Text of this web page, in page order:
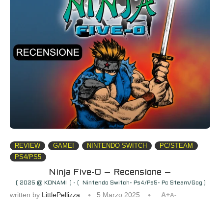
REVIEW GAME! NINTENDO SWITCH
PC/STEAM
PS4/PS5
Ninja Five-O – Recensione –
( 2025 @ KONAMI ) - ( Nintendo Switch- Ps4/Ps5- Pc Steam/Gog )
written by LittlePellizza 5 Marzo 2025 A+A-